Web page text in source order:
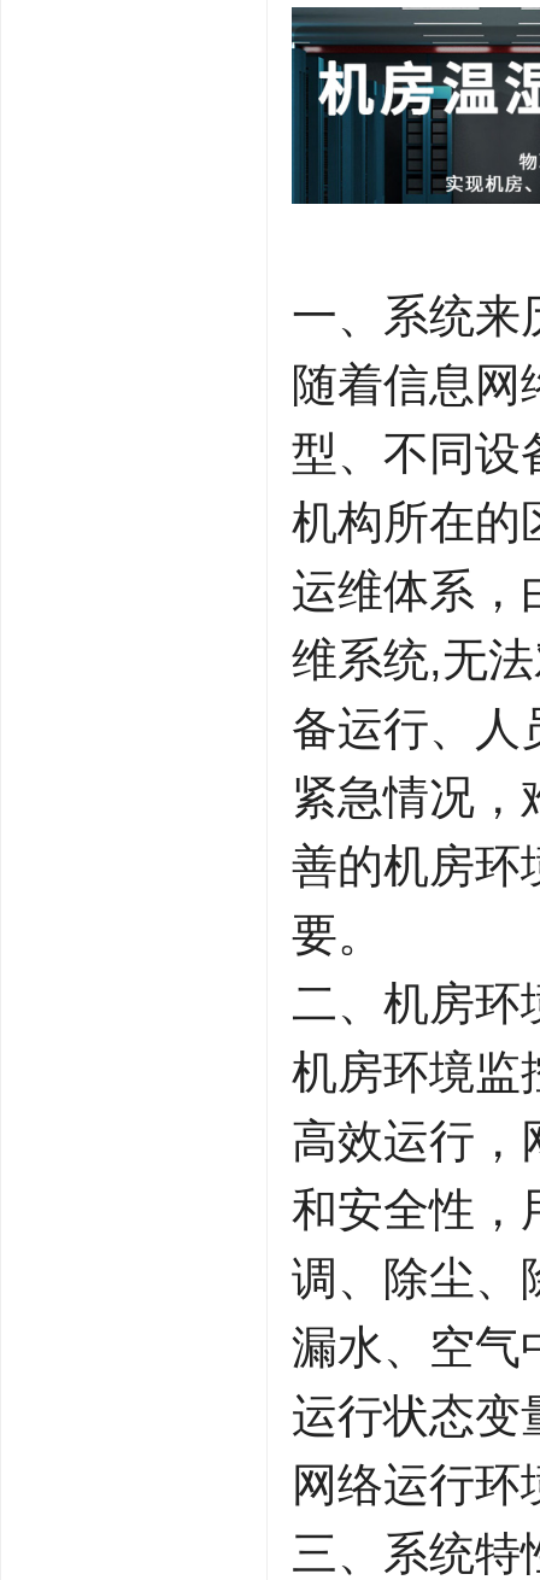
一、系统来
随着信息网
型、不同设
机构所在的
运维体系，
维系统,无
备运行、人
紧急情况，
善的机房环
要。
二、机房环
机房环境监
高效运行，
和安全性，
调、除尘、
漏水、空气
运行状态变
网络运行环
三、系统特